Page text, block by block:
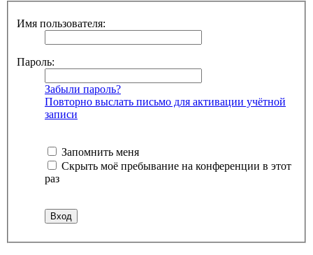
Имя пользователя:
Пароль:
Забыли пароль?
Повторно выслать письмо для активации учётной
записи
Запомнить меня
Скрыть моё пребывание на конференции в этот
раз